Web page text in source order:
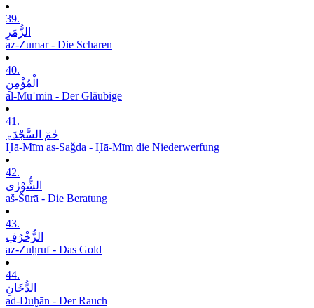
39.
الزُّمَرِ
az-Zumar - Die Scharen
40.
الْمُؤْمِنِ
al-Muʾmin - Der Gläubige
41.
حٰمٓ السَّجْدَۃِ
Ḥā-Mīm as-Saǧda - Ḥā-Mīm die Niederwerfung
42.
الشُّوْرٰی
aš-Šūrā - Die Beratung
43.
الزُّخْرُفِ
az-Zuḫruf - Das Gold
44.
الدُّخَانِ
ad-Duḫān - Der Rauch